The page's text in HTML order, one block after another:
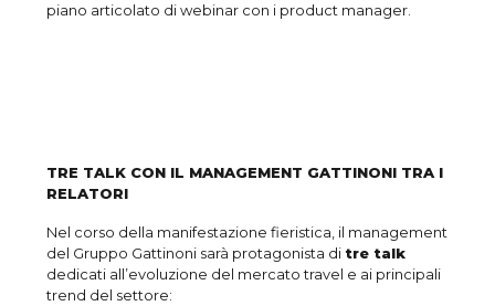
piano articolato di webinar con i product manager.
TRE TALK CON IL MANAGEMENT GATTINONI TRA I
RELATORI
Nel corso della manifestazione fieristica, il management
del Gruppo Gattinoni sarà protagonista di tre talk
dedicati all’evoluzione del mercato travel e ai principali
trend del settore: